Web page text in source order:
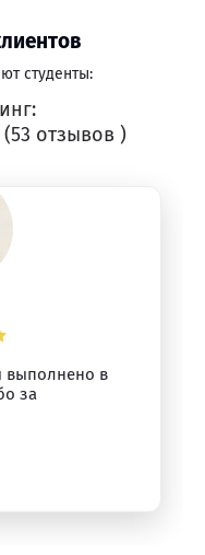
студенты:
53 отзывов )
выполнено в
за